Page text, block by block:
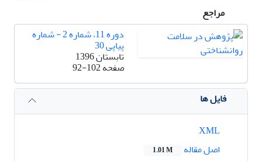
مراجع
دوره 11، شماره 2 - شماره
پیاپی 30
تابستان 1396
صفحه92-102
فایل ها
اصل مقاله
1.01 M